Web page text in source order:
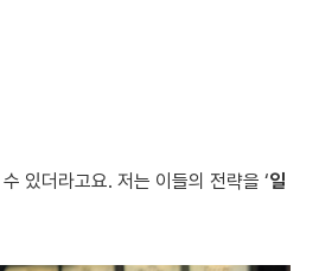
있더라고요. 저는 이들의 전략을 ‘일